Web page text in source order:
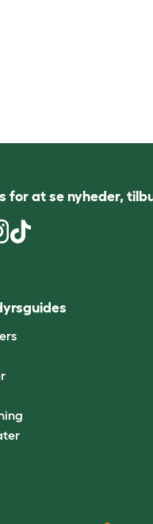
for at se nyheder,